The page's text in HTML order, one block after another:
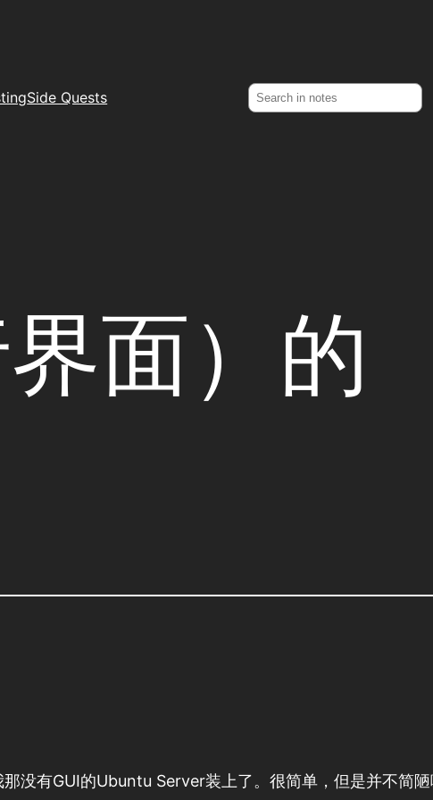
Side Quests Search
面）的
没有GUI的Ubuntu Server装上了。很简单，但是并不简